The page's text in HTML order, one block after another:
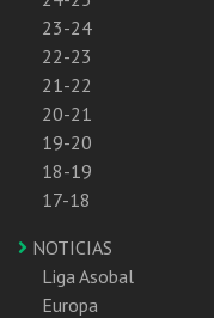
23-24
22-23
21-22
20-21
19-20
18-19
17-18
NOTICIAS
Liga Asobal
Europa